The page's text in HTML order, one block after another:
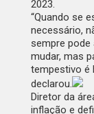
2023.
“Quando se
necessário,
sempre
mudar, mas
tempestivo é
declarou.
Diretor da
inflação e